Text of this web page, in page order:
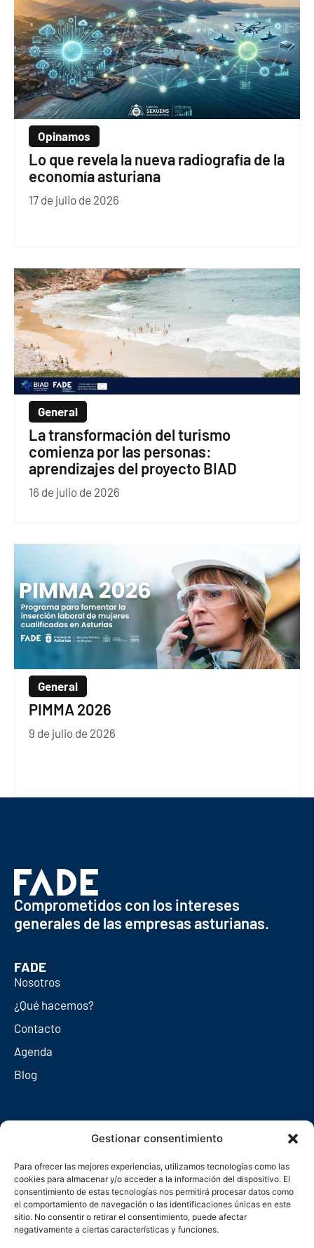
Gestionar consentimiento
Para ofrecer las mejores experiencias, utilizamos tecnologías como las
cookies para almacenar y/o acceder a la información del dispositivo. El
consentimiento de estas tecnologías nos permitirá procesar datos como
el comportamiento de navegación o las identificaciones únicas en este
sitio. No consentir o retirar el consentimiento, puede afectar
negativamente a ciertas características y funciones.
Opinamos
Lo que revela la nueva radiografía de la
economía asturiana
17 de julio de 2026
General
La transformación del turismo
comienza por las personas:
aprendizajes del proyecto BIAD
16 de julio de 2026
General
PIMMA 2026
9 de julio de 2026
Comprometidos con los intereses
generales de las empresas asturianas.
FADE
Nosotros
¿Qué hacemos?
Contacto
Agenda
Blog
Redes sociales